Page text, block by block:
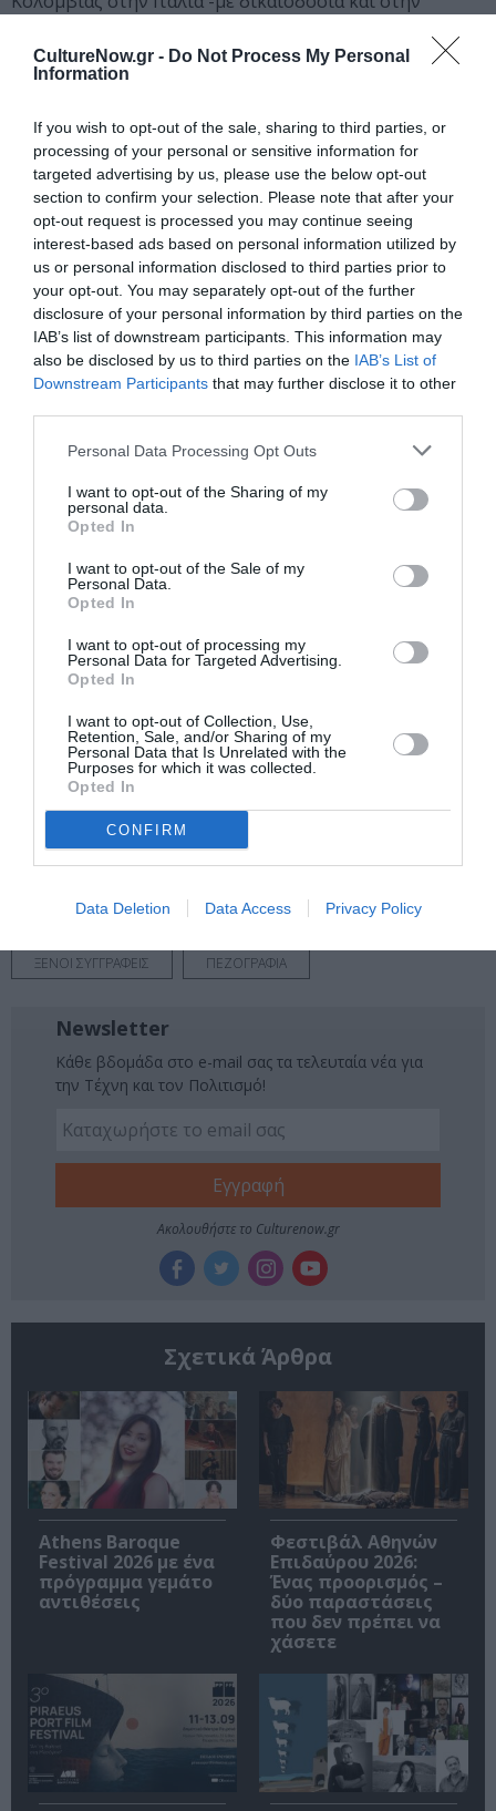
CultureNow.gr - Do Not Process My Personal
Information
If you wish to opt-out of the sale, sharing to third parties, or
processing of your personal or sensitive information for
targeted advertising by us, please use the below opt-out
section to confirm your selection. Please note that after your
opt-out request is processed you may continue seeing
interest-based ads based on personal information utilized by
us or personal information disclosed to third parties prior to
your opt-out. You may separately opt-out of the further
disclosure of your personal information by third parties on the
IAB’s list of downstream participants. This information may
also be disclosed by us to third parties on the IAB’s List of
Downstream Participants that may further disclose it to other
Personal Data Processing Opt Outs
I want to opt-out of the Sharing of my
personal data.
Opted In
I want to opt-out of the Sale of my
Personal Data.
Opted In
I want to opt-out of processing my
Personal Data for Targeted Advertising.
Opted In
I want to opt-out of Collection, Use,
Retention, Sale, and/or Sharing of my
Personal Data that Is Unrelated with the
Purposes for which it was collected.
Opted In
CONFIRM
Data Deletion Data Access Privacy Policy
Κολομβίας και της Παραγουάης στην Αθήνα.
εδώ:Ιβηροαμερικανικό Φεστιβάλ Λογοτεχνία εν
Αθήναις – ΛΕΑ 2018
Ταυτότητα Εκδήλωσης
Ημερομηνία:
Από: 08/06/2018 Εως: 19/06/2018
Τοποθεσία:
Eισιτήρια:
Είσοδος ελεύθερη σε όλες τις εκδηλώσεις
Πληροφορίες / Κρατήσεις:
www.lea-festival.com
Ακολουθήστε το Culturenow.gr στο
μάθετε πρώτοι όλες τις ειδήσεις
Πολιτισμό στοCulturenow.gr
Νέοι Διαγωνισμοί
Tags
ΞΕΝΟΙ ΣΥΓΓΡΑΦΕΙΣ
ΠΕΖΟΓΡΑΦΙΑ
Newsletter
Κάθε βδομάδα στο e-mail σας τα τελευταία νέα για
την Τέχνη και τον Πολιτισμό!
Ακολουθήστε το Culturenow.gr
Σχετικά Άρθρα
Athens Baroque
Festival 2026 με ένα
πρόγραμμα γεμάτο
αντιθέσεις
Φεστιβάλ Αθηνών
Επιδαύρου 2026:
Ένας προορισμός –
δύο παραστάσεις
που δεν πρέπει να
χάσετε